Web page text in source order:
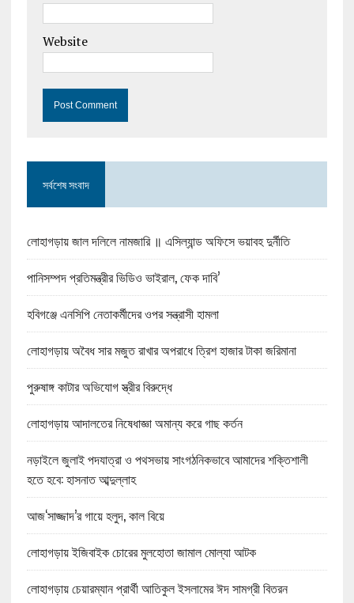
Website
সর্বশেষ সংবাদ
লোহাগড়ায় জাল দলিলে নামজারি ॥ এসিল্যান্ড অফিসে ভয়াবহ দুর্নীতি
পানিসম্পদ প্রতিমন্ত্রীর ভিডিও ভাইরাল, ফেক দাবি’
হবিগঞ্জে এনসিপি নেতাকর্মীদের ওপর সন্ত্রাসী হামলা
লোহাগড়ায় অবৈধ সার মজুত রাখার অপরাধে ত্রিশ হাজার টাকা জরিমানা
পুরুষাঙ্গ কাটার অভিযোগ স্ত্রীর বিরুদ্ধে
লোহাগড়ায় আদালতের নিষেধাজ্ঞা অমান্য করে গাছ কর্তন
নড়াইলে জুলাই পদযাত্রা ও পথসভায় সাংগঠনিকভাবে আমাদের শক্তিশালী
হতে হবে: হাসনাত আব্দুল্লাহ
আজ‘সাজ্জাদ’র গায়ে হলুদ, কাল বিয়ে
লোহাগড়ায় ইজিবাইক চোরের মুলহোতা জামাল মোল্যা আটক
লোহাগড়ায় চেয়ারম্যান প্রার্থী আতিকুল ইসলামের ঈদ সামগ্রী বিতরন